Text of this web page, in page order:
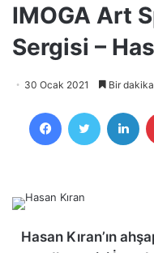
IMOGA Art
Sergisi –
30 Ocak 2021 Bir
FacebookTwitter
Hasan Kıran’ın